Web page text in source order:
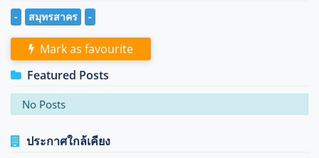
- สมุทรสาคร -
Mark as favourite
Featured Posts
No Posts
ประกาศใกล้เคียง